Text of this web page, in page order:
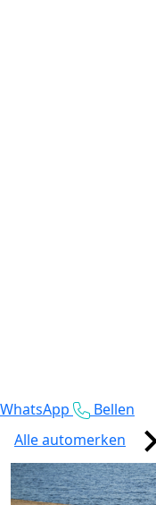
WhatsApp
Bellen
Alle automerken